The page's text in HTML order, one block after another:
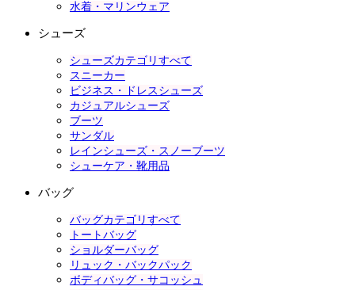
水着・マリンウェア
シューズ
シューズカテゴリすべて
スニーカー
ビジネス・ドレスシューズ
カジュアルシューズ
ブーツ
サンダル
レインシューズ・スノーブーツ
シューケア・靴用品
バッグ
バッグカテゴリすべて
トートバッグ
ショルダーバッグ
リュック・バックパック
ボディバッグ・サコッシュ